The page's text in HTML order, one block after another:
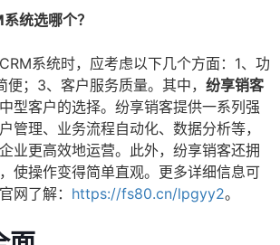
统选哪个？
系统时，应考虑以下几个方面：1、功
；3、客户服务质量。其中， 纷享销客
型客户的选择。纷享销客提供一系列强
管理、业务流程自动化、数据分析等，
业更高效地运营。此外，纷享销客还拥
使操作变得简单直观。更多详细信息可
网了解： https://fs80.cn/lpgyy2。